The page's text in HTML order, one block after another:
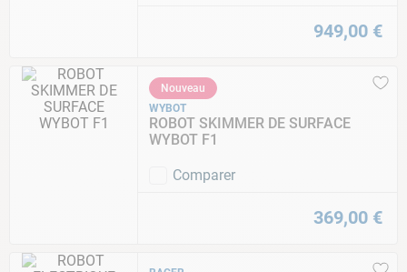
949,00 €
Nouveau
WYBOT
ROBOT SKIMMER DE SURFACE
WYBOT F1
Comparer
369,00 €